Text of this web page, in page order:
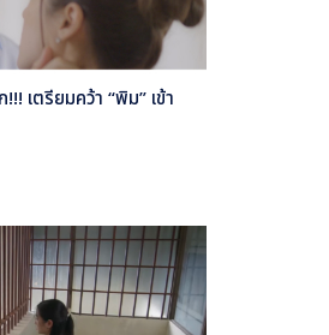
เตรียมคว้า “พิม” เข้า